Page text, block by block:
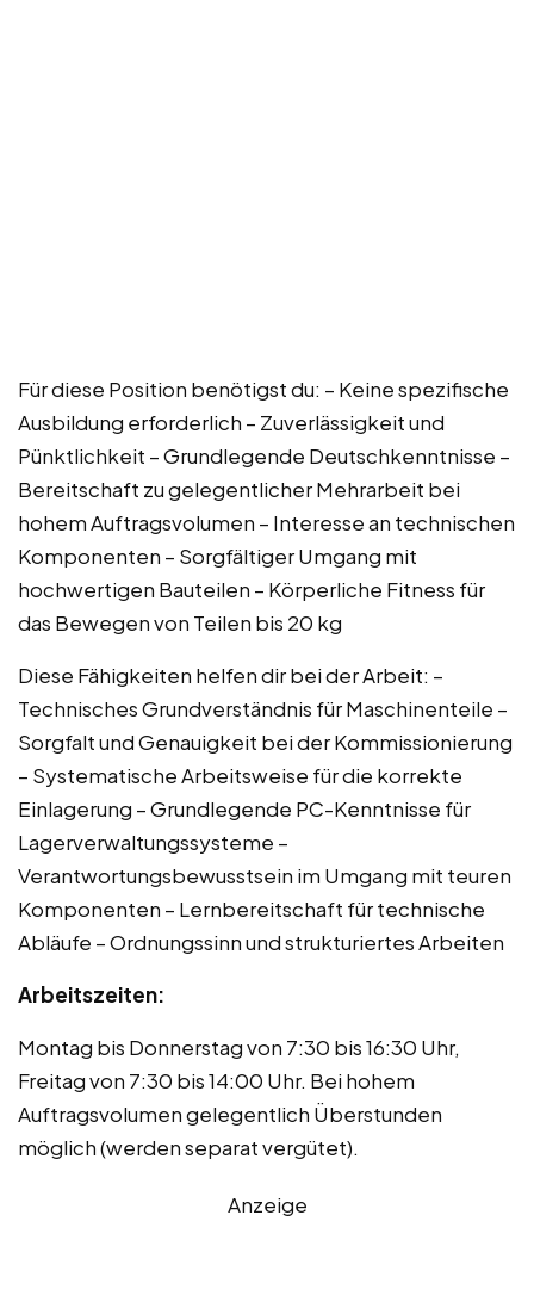
Für diese Position benötigst du: – Keine spezifische
Ausbildung erforderlich – Zuverlässigkeit und
Pünktlichkeit – Grundlegende Deutschkenntnisse –
Bereitschaft zu gelegentlicher Mehrarbeit bei
hohem Auftragsvolumen – Interesse an technischen
Komponenten – Sorgfältiger Umgang mit
hochwertigen Bauteilen – Körperliche Fitness für
das Bewegen von Teilen bis 20 kg
Diese Fähigkeiten helfen dir bei der Arbeit: –
Technisches Grundverständnis für Maschinenteile –
Sorgfalt und Genauigkeit bei der Kommissionierung
– Systematische Arbeitsweise für die korrekte
Einlagerung – Grundlegende PC-Kenntnisse für
Lagerverwaltungssysteme –
Verantwortungsbewusstsein im Umgang mit teuren
Komponenten – Lernbereitschaft für technische
Abläufe – Ordnungssinn und strukturiertes Arbeiten
Arbeitszeiten:
Montag bis Donnerstag von 7:30 bis 16:30 Uhr,
Freitag von 7:30 bis 14:00 Uhr. Bei hohem
Auftragsvolumen gelegentlich Überstunden
möglich (werden separat vergütet).
Anzeige